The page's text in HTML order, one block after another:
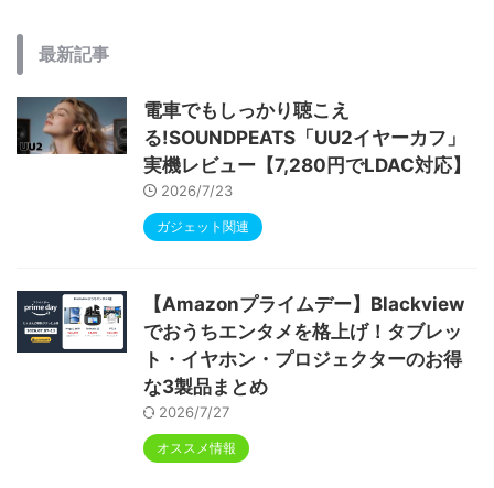
最新記事
電車でもしっかり聴こえ
る!SOUNDPEATS「UU2イヤーカフ」
実機レビュー【7,280円でLDAC対応】
2026/7/23
ガジェット関連
【Amazonプライムデー】Blackview
でおうちエンタメを格上げ！タブレッ
ト・イヤホン・プロジェクターのお得
な3製品まとめ
2026/7/27
オススメ情報